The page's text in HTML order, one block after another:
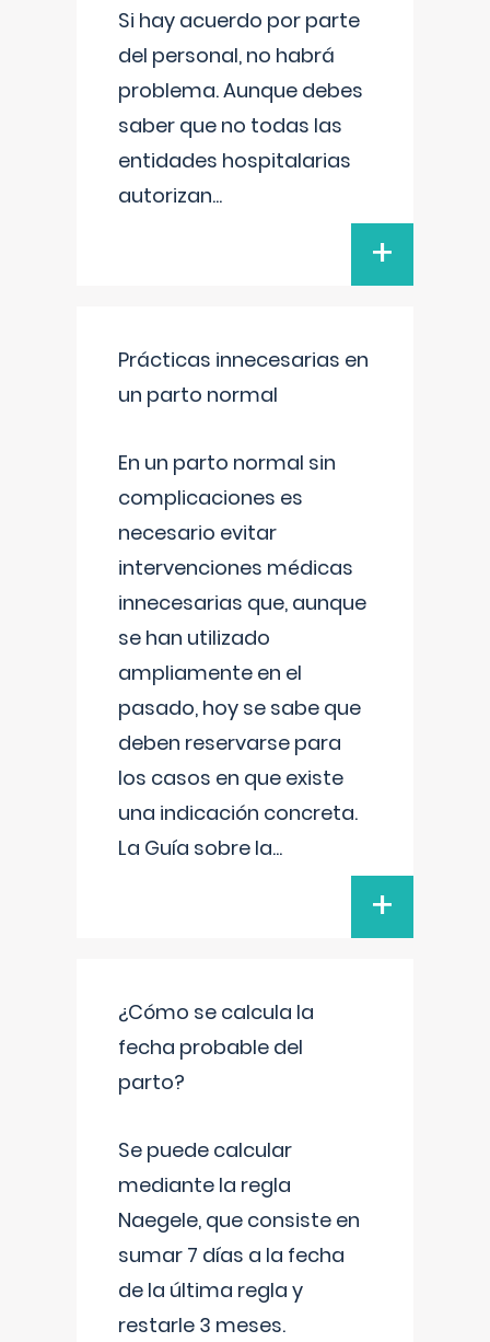
Si hay acuerdo por parte
del personal, no habrá
problema. Aunque debes
saber que no todas las
entidades hospitalarias
autorizan...
+
Prácticas innecesarias en
un parto normal
En un parto normal sin
complicaciones es
necesario evitar
intervenciones médicas
innecesarias que, aunque
se han utilizado
ampliamente en el
pasado, hoy se sabe que
deben reservarse para
los casos en que existe
una indicación concreta.
La Guía sobre la...
+
¿Cómo se calcula la
fecha probable del
parto?
Se puede calcular
mediante la regla
Naegele, que consiste en
sumar 7 días a la fecha
de la última regla y
restarle 3 meses.